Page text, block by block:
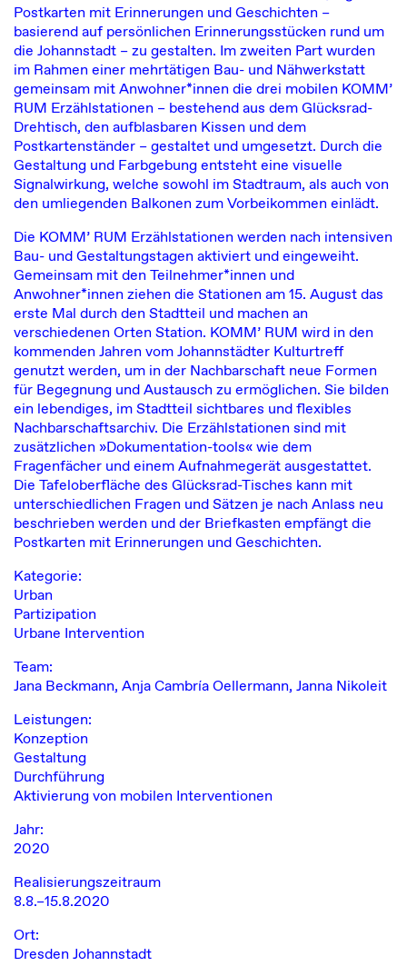
Postkarten mit Erinnerungen und Geschichten –
basierend auf persönlichen Erinnerungsstücken rund um
die Johannstadt – zu gestalten. Im zweiten Part wurden
im Rahmen einer mehrtätigen Bau- und Nähwerkstatt
gemeinsam mit Anwohner*innen die drei mobilen KOMM’
RUM Erzählstationen – bestehend aus dem Glücksrad-
Drehtisch, den aufblasbaren Kissen und dem
Postkartenständer – gestaltet und umgesetzt. Durch die
Gestaltung und Farbgebung entsteht eine visuelle
Signalwirkung, welche sowohl im Stadtraum, als auch von
den umliegenden Balkonen zum Vorbeikommen einlädt.
Die KOMM’ RUM Erzählstationen werden nach intensiven
Bau- und Gestaltungstagen aktiviert und eingeweiht.
Gemeinsam mit den Teilnehmer*innen und
Anwohner*innen ziehen die Stationen am 15. August das
erste Mal durch den Stadtteil und machen an
verschiedenen Orten Station. KOMM’ RUM wird in den
kommenden Jahren vom Johannstädter Kulturtreff
genutzt werden, um in der Nachbarschaft neue Formen
für Begegnung und Austausch zu ermöglichen. Sie bilden
ein lebendiges, im Stadtteil sichtbares und flexibles
Nachbarschaftsarchiv. Die Erzählstationen sind mit
zusätzlichen »Dokumentation-tools« wie dem
Fragenfächer und einem Aufnahmegerät ausgestattet.
Die Tafeloberfläche des Glücksrad-Tisches kann mit
unterschiedlichen Fragen und Sätzen je nach Anlass neu
beschrieben werden und der Briefkasten empfängt die
Postkarten mit Erinnerungen und Geschichten.
Kategorie:
Urban
Partizipation
Urbane Intervention
Team:
Jana Beckmann, Anja Cambría Oellermann, Janna Nikoleit
Leistungen:
Konzeption
Gestaltung
Durchführung
Aktivierung von mobilen Interventionen
Jahr:
2020
Realisierungszeitraum
8.8.–15.8.2020
Ort:
Dresden Johannstadt